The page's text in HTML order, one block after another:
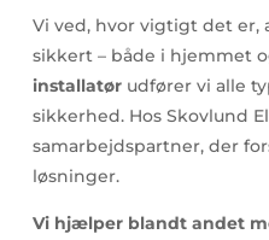
Vi ved, hvor vigtigt det
sikkert – både i hjemmet
installatørudfører vi alle
sikkerhed. Hos Skovlund
samarbejdspartner, der
løsninger.
Vi hjælper blandt andet